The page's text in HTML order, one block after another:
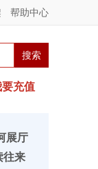
帮助中心
要充值
展厅
往来